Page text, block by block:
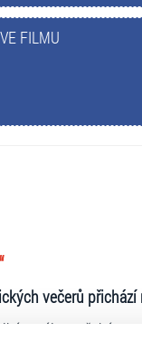
FILMU
večerů
sále pražské